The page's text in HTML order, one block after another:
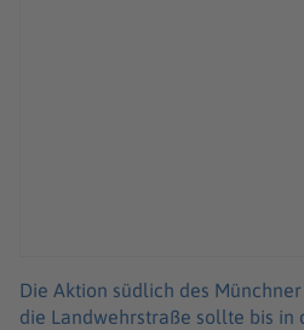
Die Aktion südlich des
die Landwehrstraße sollte bis in